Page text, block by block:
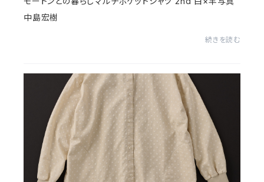
中島宏樹
続きを読む